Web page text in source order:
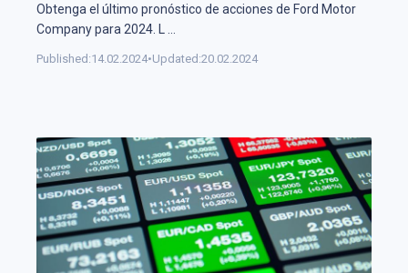
Obtenga el último pronóstico de acciones de Ford Motor
Company para 2024. L
Published:14.02.2024•Updated:20.02.2024